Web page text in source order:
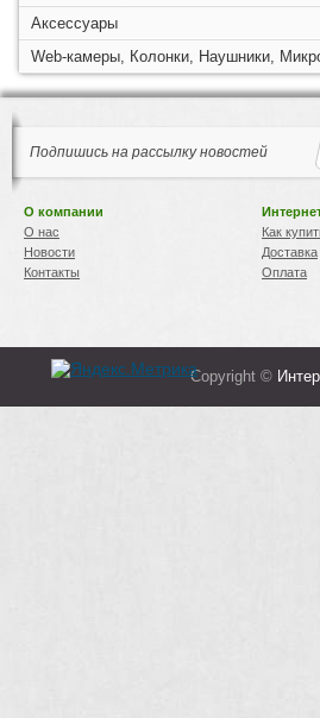
Аксессуары
Web-камеры, Колонки, Наушники,
Подпишись на рассылку новостей
О компании
О нас
Новости
Контакты
Как
Доставка
Оплата
Copyright ©